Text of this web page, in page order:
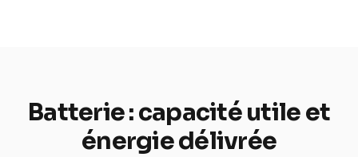
Batterie : capacité utile et
énergie délivrée